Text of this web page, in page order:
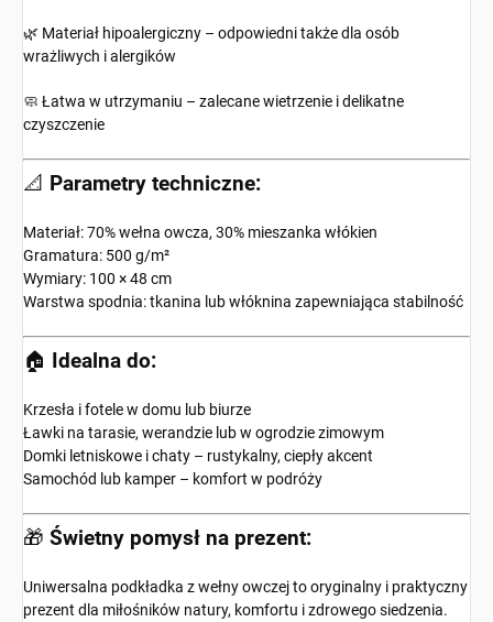
🌿 Materiał hipoalergiczny – odpowiedni także dla osób
wrażliwych i alergików
🧼 Łatwa w utrzymaniu – zalecane wietrzenie i delikatne
czyszczenie
📐 Parametry techniczne:
Materiał: 70% wełna owcza, 30% mieszanka włókien
Gramatura: 500 g/m²
Wymiary: 100 × 48 cm
Warstwa spodnia: tkanina lub włóknina zapewniająca stabilność
🏠 Idealna do:
Krzesła i fotele w domu lub biurze
Ławki na tarasie, werandzie lub w ogrodzie zimowym
Domki letniskowe i chaty – rustykalny, ciepły akcent
Samochód lub kamper – komfort w podróży
🎁 Świetny pomysł na prezent:
Uniwersalna podkładka z wełny owczej to oryginalny i praktyczny
prezent dla miłośników natury, komfortu i zdrowego siedzenia.